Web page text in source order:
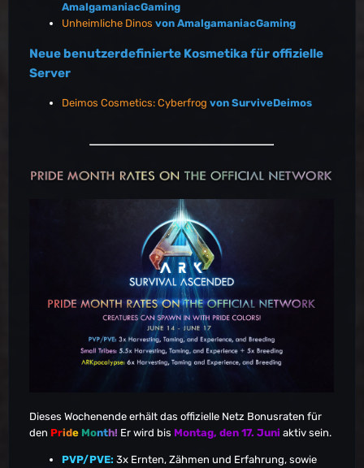
AmalgamaniacGaming
Unheimliche Dinos von AmalgamaniacGaming
Neue benutzerdefinierte Kosmetika für offizielle
Server
Deimos Cosmetics: Cyberfrog von SurviveDeimos
Dieses Wochenende erhält das offizielle Netz Bonusraten für
den Pride Month! Er wird bis Montag, den 17. Juni aktiv sein.
PVP/PVE: 3x Ernten, Zähmen und Erfahrung, sowie